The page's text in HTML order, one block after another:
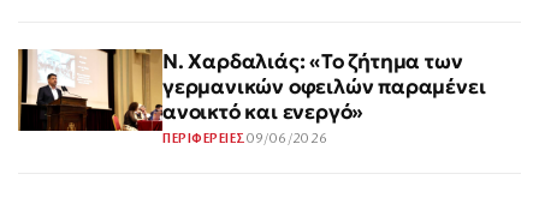
Ν. Χαρδαλιάς: «Το ζήτημα των
γερμανικών οφειλών παραμένει
ανοικτό και ενεργό»
ΠΕΡΙΦΕΡΕΙΕΣ09/06/2026